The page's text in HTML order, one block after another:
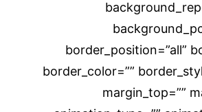
border_position=”all”
border_color=””
margin_top=””